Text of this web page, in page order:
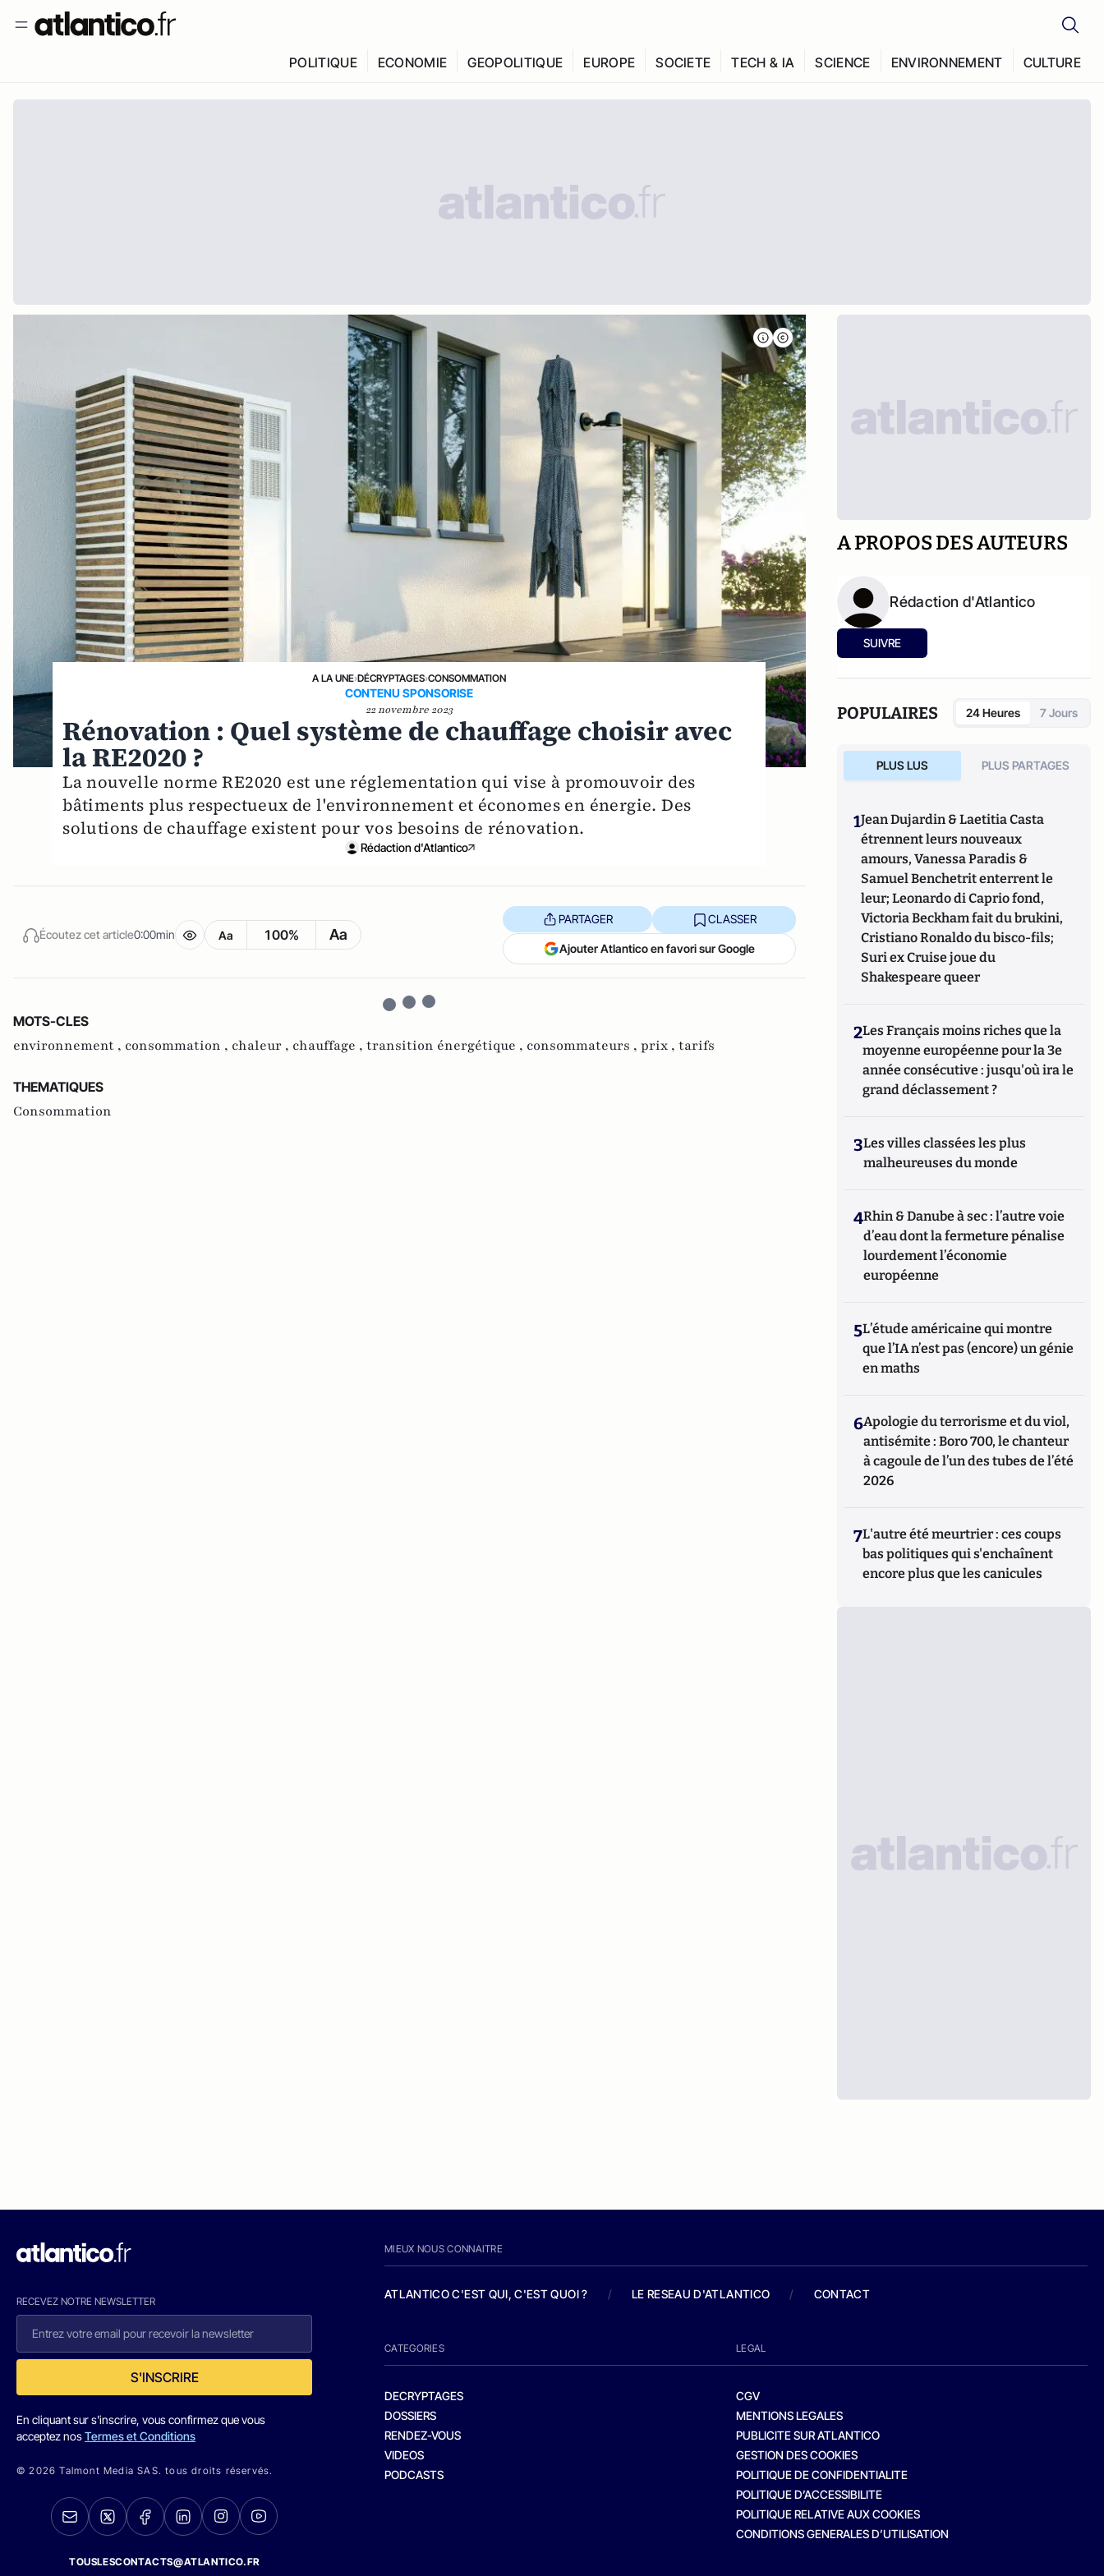
POLITIQUE ECONOMIE GEOPOLITIQUE EUROPE SOCIETE TECH & IA SCIENCE ENVIRONNEMENT CULTURE
A LA UNE›DÉCRYPTAGES›CONSOMMATION
CONTENU SPONSORISE
22 novembre 2023
Rénovation : Quel système de chauffage choisir avec
la RE2020 ?
La nouvelle norme RE2020 est une réglementation qui vise à promouvoir des
bâtiments plus respectueux de l'environnement et économes en énergie. Des
solutions de chauffage existent pour vos besoins de rénovation.
Rédaction d'Atlantico
Écoutez cet article0:00min Aa 100% Aa
PARTAGER CLASSER
Ajouter Atlantico en favori sur Google
MOTS-CLES
environnement , consommation , chaleur , chauffage , transition énergétique , consommateurs , prix , tarifs
THEMATIQUES
Consommation
A PROPOS DES AUTEURS
Rédaction d'Atlantico
SUIVRE
POPULAIRES 24 Heures 7 Jours
PLUS LUS PLUS PARTAGES
1Jean Dujardin & Laetitia Casta
étrennent leurs nouveaux
amours, Vanessa Paradis &
Samuel Benchetrit enterrent le
leur; Leonardo di Caprio fond,
Victoria Beckham fait du brukini,
Cristiano Ronaldo du bisco-fils;
Suri ex Cruise joue du
Shakespeare queer
2Les Français moins riches que la
moyenne européenne pour la 3e
année consécutive : jusqu'où ira le
grand déclassement ?
3Les villes classées les plus
malheureuses du monde
4Rhin & Danube à sec : l’autre voie
d’eau dont la fermeture pénalise
lourdement l’économie
européenne
5L’étude américaine qui montre
que l’IA n’est pas (encore) un génie
en maths
6Apologie du terrorisme et du viol,
antisémite : Boro 700, le chanteur
à cagoule de l’un des tubes de l’été
2026
7L'autre été meurtrier : ces coups
bas politiques qui s'enchaînent
encore plus que les canicules
RECEVEZ NOTRE NEWSLETTER
S'INSCRIRE
En cliquant sur s'inscrire, vous confirmez que vous
acceptez nosTermes et Conditions
© 2026 Talmont Media SAS. tous droits réservés.
TOUSLESCONTACTS@ATLANTICO.FR
MIEUX NOUS CONNAITRE
ATLANTICO C'EST QUI, C'EST QUOI ? / LE RESEAU D'ATLANTICO / CONTACT
CATEGORIES
DECRYPTAGES
DOSSIERS
RENDEZ-VOUS
VIDEOS
PODCASTS
LEGAL
CGV
MENTIONS LEGALES
PUBLICITE SUR ATLANTICO
GESTION DES COOKIES
POLITIQUE DE CONFIDENTIALITE
POLITIQUE D’ACCESSIBILITE
POLITIQUE RELATIVE AUX COOKIES
CONDITIONS GENERALES D’UTILISATION